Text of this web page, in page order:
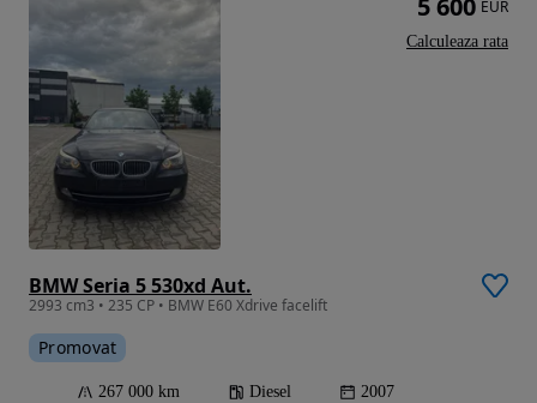
BMW Seria 5 530xd Aut.
2993 cm3 • 235 CP • BMW E60 Xdrive facelift
Promovat
267 000 km Diesel 2007
5 600 EUR
Calculeaza rata